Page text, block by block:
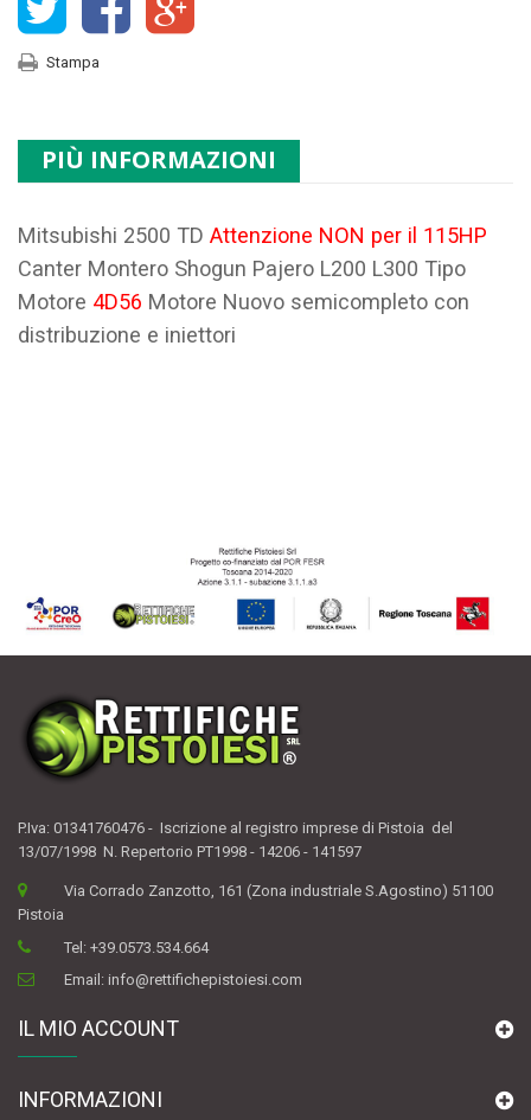
Stampa
PIÙ INFORMAZIONI
Mitsubishi 2500 TD Attenzione NON per il 115HP
Canter Montero Shogun Pajero L200 L300 Tipo
Motore 4D56 Motore Nuovo semicompleto con
distribuzione e iniettori
P.Iva: 01341760476 - Iscrizione al registro imprese di Pistoia del
13/07/1998 N. Repertorio PT1998 - 14206 - 141597
Via Corrado Zanzotto, 161 (Zona industriale S.Agostino) 51100
Pistoia
Tel:+39.0573.534.664
Email:info@rettifichepistoiesi.com
IL MIO ACCOUNT
INFORMAZIONI